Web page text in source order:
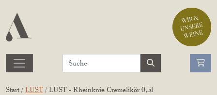
Start / LUST / LUST - Rheinknie Cremelikör 0,5l